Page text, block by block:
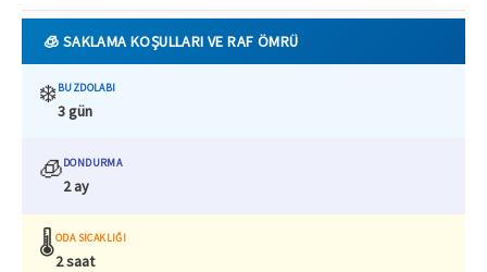
🧊 SAKLAMA KOŞULLARI VE RAF ÖMRÜ
❄️BUZDOLABI
3 gün
🧊DONDURMA
2 ay
🌡️ODA SICAKLIĞI
2 saat